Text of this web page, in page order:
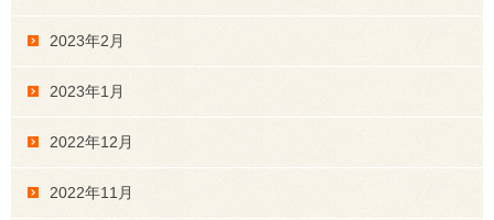
2023年2月
2023年1月
2022年12月
2022年11月